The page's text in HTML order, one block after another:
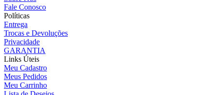
Fale Conosco
Políticas
Entrega
Trocas e Devoluções
Privacidade
GARANTIA
Links Úteis
Meu Cadastro
Meus Pedidos
Meu Carrinho